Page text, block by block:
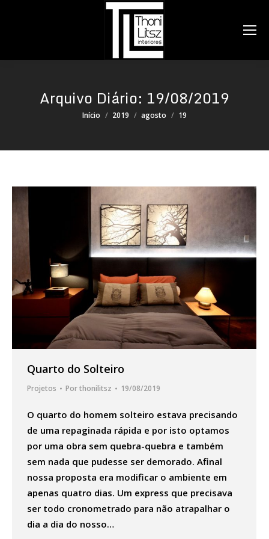
Arquivo Diário: 19/08/2019
Você está aqui:
Início 2019 agosto 19
Quarto do Solteiro
Projetos Porthonilitsz 19/08/2019
O quarto do homem solteiro estava precisando
de uma repaginada rápida e por isto optamos
por uma obra sem quebra-quebra e também
sem nada que pudesse ser demorado. Afinal
nossa proposta era modificar o ambiente em
apenas quatro dias. Um express que precisava
ser todo cronometrado para não atrapalhar o
dia a dia do nosso…